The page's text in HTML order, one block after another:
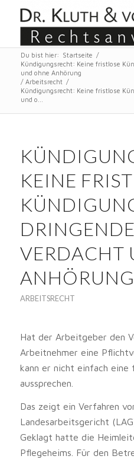
Du bist hier: Startseite
/
Kündigungsrecht: Keine fristlose
und ohne Anhörung
/ Arbeitsrecht /
Kündigungsrecht: Keine fristlose
und o...
KEINE
VERDACHT
ANHÖRUNG
ARBEITSRECHT
Hat der Arbeitgeber den
Arbeitnehmer eine
kann er nicht einfach eine
aussprechen.
Das zeigt ein Verfahren
Landesarbeitsgericht
Geklagt hatte die
Pflegeheims. Für den